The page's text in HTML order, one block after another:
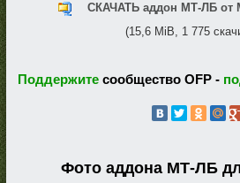
СКАЧАТЬ аддон МТ-ЛБ от
(15,6 MiB, 1 775
Поддержите сообщество OFP -
Фото аддона МТ-ЛБ